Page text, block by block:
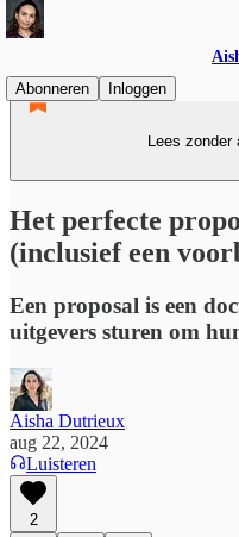
Abonneren
Inloggen
Lees
Het perfecte
(inclusief een
Een proposal is een
uitgevers sturen om
Aisha Dutrieux
aug 22, 2024
Luisteren
2